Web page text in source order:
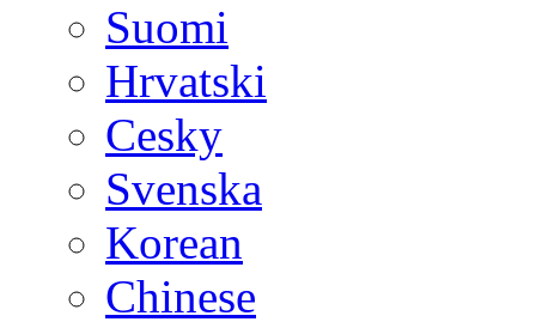
Suomi
Hrvatski
Cesky
Svenska
Korean
Chinese